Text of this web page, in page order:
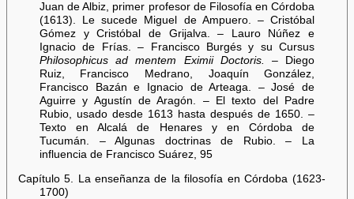
Juan de Albiz, primer profesor de Filosofía en Córdoba
(1613). Le sucede Miguel de Ampuero. – Cristóbal
Gómez y Cristóbal de Grijalva. – Lauro Núñez e
Ignacio de Frías. – Francisco Burgés y su Cursus
Philosophicus ad mentem Eximii Doctoris.
– Diego
Ruiz, Francisco Medrano, Joaquín González,
Francisco Bazán e Ignacio de Arteaga. – José de
Aguirre y Agustín de Aragón. – El texto del Padre
Rubio, usado desde 1613 hasta después de 1650. –
Texto en Alcalá de Henares y en Córdoba de
Tucumán. – Algunas doctrinas de Rubio. – La
influencia de Francisco Suárez, 95
Capítulo 5. La enseñanza de la filosofía en Córdoba (1623-
1700)